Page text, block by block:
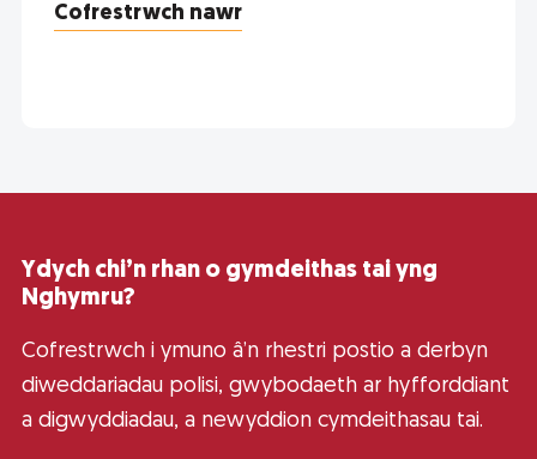
Cofrestrwch nawr
Ydych chi’n rhan o gymdeithas tai yng
Nghymru?
Cofrestrwch i ymuno â’n rhestri postio a derbyn
diweddariadau polisi, gwybodaeth ar hyfforddiant
a digwyddiadau, a newyddion cymdeithasau tai.